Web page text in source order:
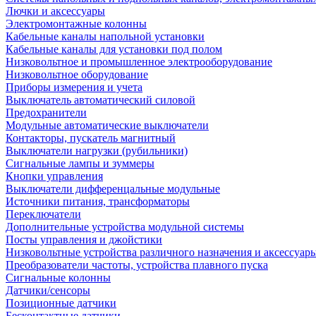
Лючки и аксессуары
Электромонтажные колонны
Кабельные каналы напольной установки
Кабельные каналы для установки под полом
Низковольтное и промышленное электрооборудование
Низковольтное оборудование
Приборы измерения и учета
Выключатель автоматический силовой
Предохранители
Модульные автоматические выключатели
Контакторы, пускатель магнитный
Выключатели нагрузки (рубильники)
Сигнальные лампы и зуммеры
Кнопки управления
Выключатели дифференцальные модульные
Источники питания, трансформаторы
Переключатели
Дополнительные устройства модульной системы
Посты управления и джойстики
Низковольтные устройства различного назначения и
Преобразователи частоты, устройства плавного пуска
Сигнальные колонны
Датчики/сенсоры
Позиционные датчики